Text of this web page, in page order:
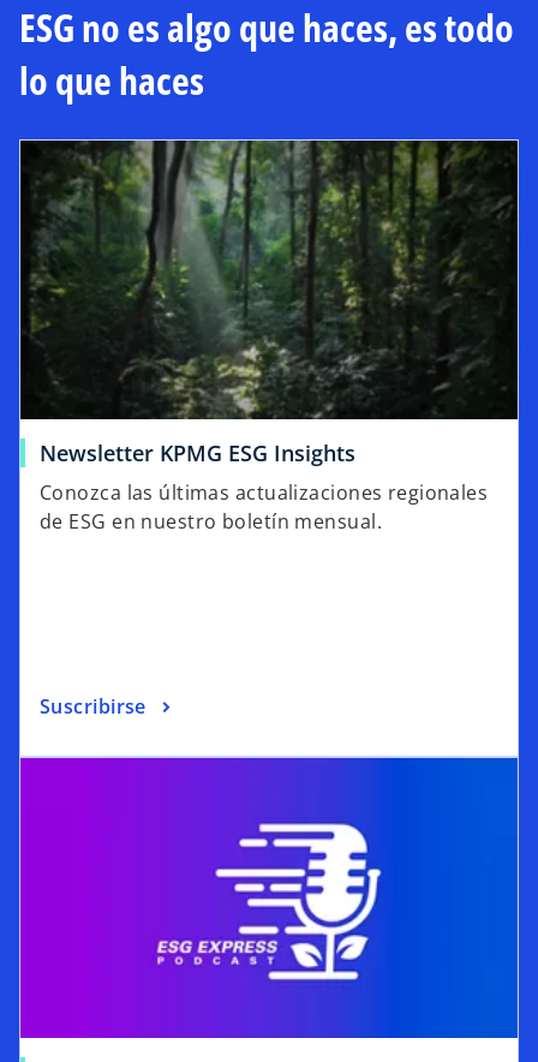
ESG no es algo que haces, es todo
lo que haces
Newsletter KPMG ESG Insights
Conozca las últimas actualizaciones regionales
de ESG en nuestro boletín mensual.
Suscribirse
se abre en una pestaña nueva